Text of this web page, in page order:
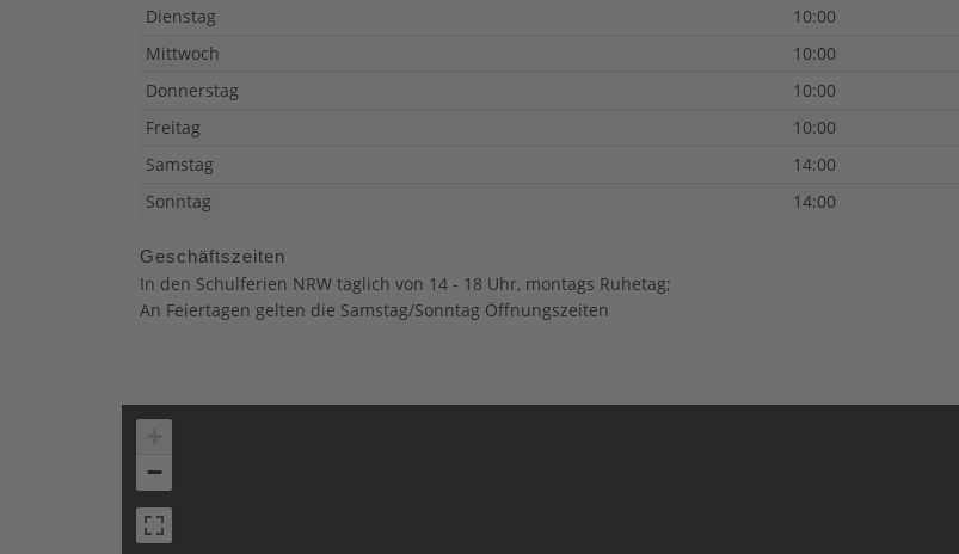
Dienstag
10:00
Mittwoch
10:00
Donnerstag
10:00
Freitag
10:00
Samstag
14:00
Sonntag
14:00
Geschäftszeiten
In den Schulferien NRW täglich von 14 - 18 Uhr, montags Ruhetag;
An Feiertagen gelten die Samstag/Sonntag Öffnungszeiten
−